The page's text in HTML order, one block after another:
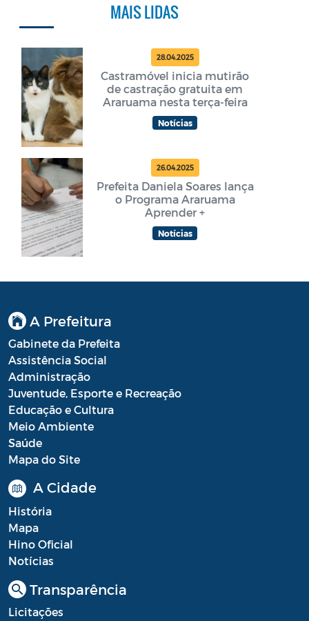
MAIS LIDAS
28.04.2025
Castramóvel inicia mutirão
de castração gratuita em
Araruama nesta terça-feira
Notícias
26.04.2025
Prefeita Daniela Soares lança
o Programa Araruama
Aprender +
Notícias
A Prefeitura
Gabinete da Prefeita
Assistência Social
Administração
Juventude, Esporte e Recreação
Educação e Cultura
Meio Ambiente
Saúde
Mapa do Site
A Cidade
História
Mapa
Hino Oficial
Notícias
Transparência
Licitações